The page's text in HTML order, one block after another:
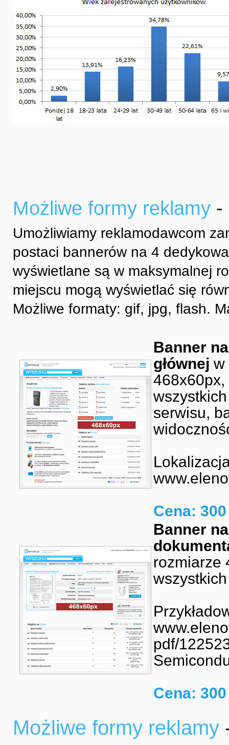
Możliwe formy reklamy -
Umożliwiamy reklamodawcom
postaci bannerów na 4
wyświetlane są w maksymalnej
miejscu mogą wyświetlać się
Możliwe formaty: gif, jpg, flash.
Banner
głównej w
468x60px,
wszystkich
serwisu,
Cena:
Banner
rozmiarze
pdf/
Cena:
Możliwe formy reklamy